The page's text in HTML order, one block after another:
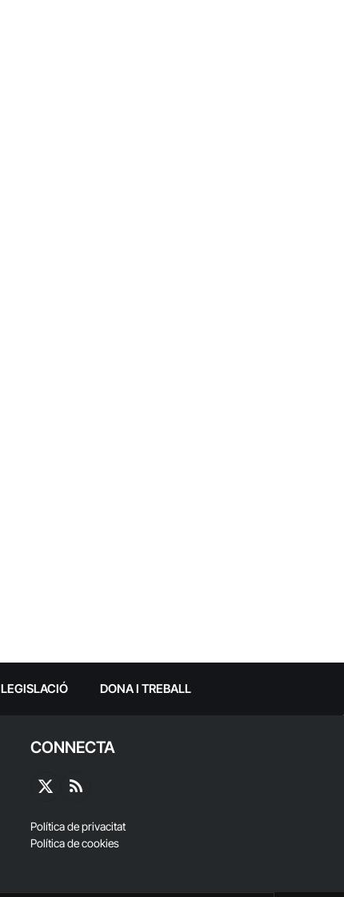
LEGISLACIÓ DONA I TREBALL
CONNECTA
X
RSS
Política de privacitat
Política de cookies